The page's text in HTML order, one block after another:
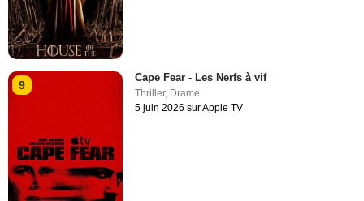
9
Cape Fear - Les Nerfs à vif
Thriller, Drame
5 juin 2026 sur Apple TV